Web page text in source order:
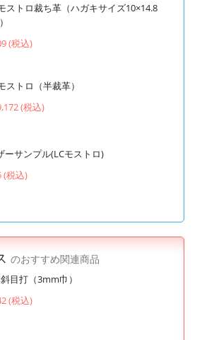
ストロ裁ち革（ハガキサイズ10×14.8
(税込)
ストロ（半裁革）
(税込)
ーサンプル(LCモストロ)
(税込)
のおすすめ関連商品
目打（3mm巾）
(税込)